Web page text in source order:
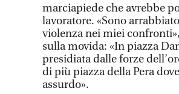
marciapiede che avrebbe
lavoratore. «Sono
violenza nei miei
sulla movida: «In piazza
presidiata dalle forze
di più piazza della Pera
assurdo».